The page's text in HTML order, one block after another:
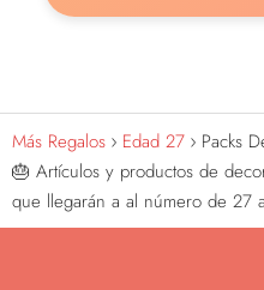
Más Regalos Edad 27
Packs
🎂 Artículos y productos de
que llegarán a al número de 27